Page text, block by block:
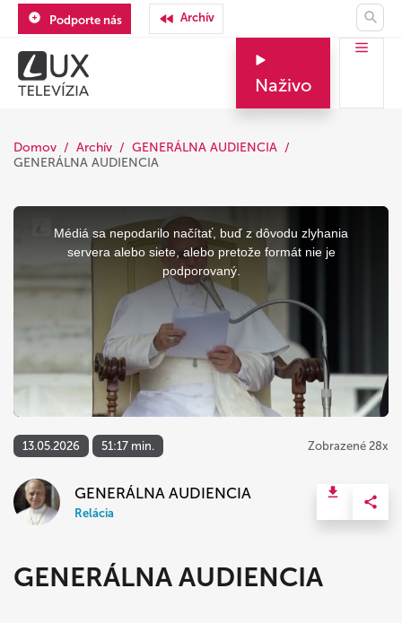
Podporte nás Archív
Naživo
Domov Archív
GENERÁLNA AUDIENCIA
GENERÁLNA AUDIENCIA
This
Médiá sa nepodarilo načítať, buď z dôvodu zlyhania
servera alebo siete, alebo pretože formát nie je
podporovaný.
13.05.2026 51:17 min. Zobrazené 28x
GENERÁLNA AUDIENCIA
Relácia
GENERÁLNA AUDIENCIA